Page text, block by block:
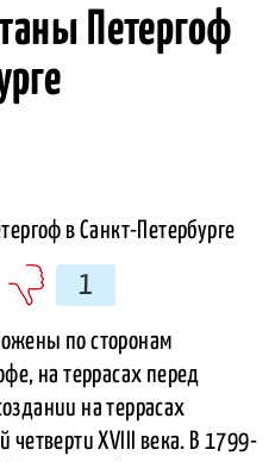
Петергоф
1
по сторонам
на террасах перед
на террасах
четверти XVIII века. В 1799-